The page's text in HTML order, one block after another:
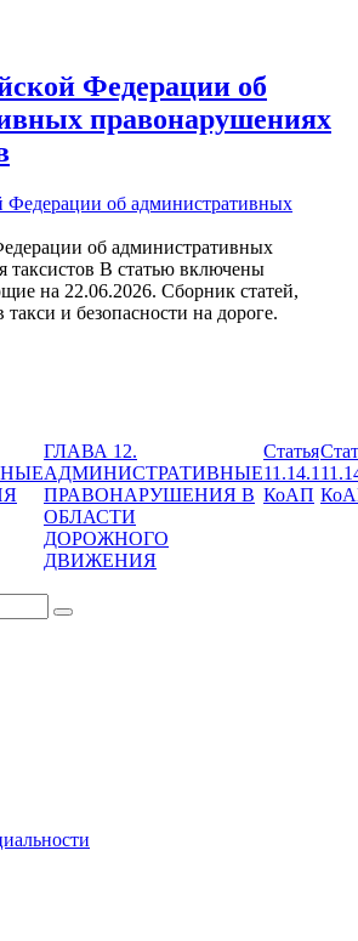
Федерации об
правонарушениях
об административных
таксистов В статью включены
на 22.06.2026. Сборник статей,
и безопасности на дороге.
ГЛАВА 12.
АДМИНИСТРАТИВНЫЕ
ПРАВОНАРУШЕНИЯ В
ОБЛАСТИ
ДОРОЖНОГО
ДВИЖЕНИЯ
Статья
11.14.1
КоАП